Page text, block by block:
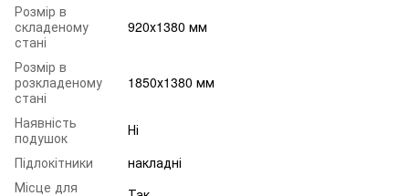
Розмір в
складеному
стані
920х1380 мм
Розмір в
розкладеному
стані
1850х1380 мм
Наявність
подушок
Ні
Підлокітники
накладні
Місце для